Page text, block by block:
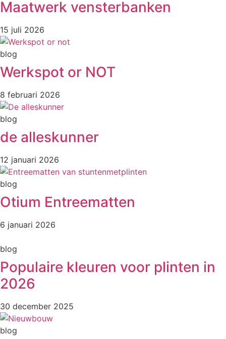
Maatwerk vensterbanken
15 juli 2026
blog
Werkspot or NOT
8 februari 2026
blog
de alleskunner
12 januari 2026
blog
Otium Entreematten
6 januari 2026
blog
Populaire kleuren voor plinten in
2026
30 december 2025
blog